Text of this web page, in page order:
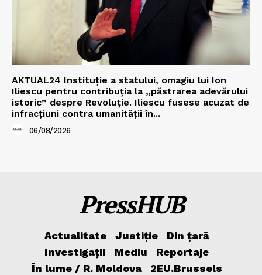
AKTUAL24 Instituție a statului, omagiu lui Ion
Iliescu pentru contribuția la „păstrarea adevărului
istoric” despre Revoluție. Iliescu fusese acuzat de
infracțiuni contra umanității în...
06/08/2026
PressHUB
Actualitate Justiție
Din țară
Investigații
Mediu
Reportaje
În lume / R. Moldova
2EU.Brussels